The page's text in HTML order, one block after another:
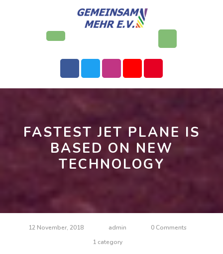
Button
FASTEST JET PLANE IS
BASED ON NEW
TECHNOLOGY
12 November, 2018 admin
0 Comments
1 category